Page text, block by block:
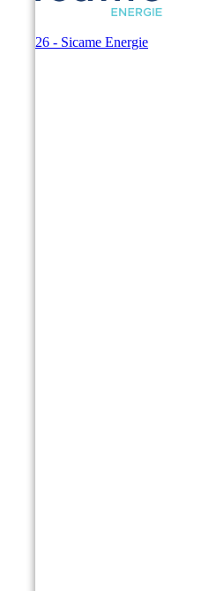
© 2026 - Sicame Energie